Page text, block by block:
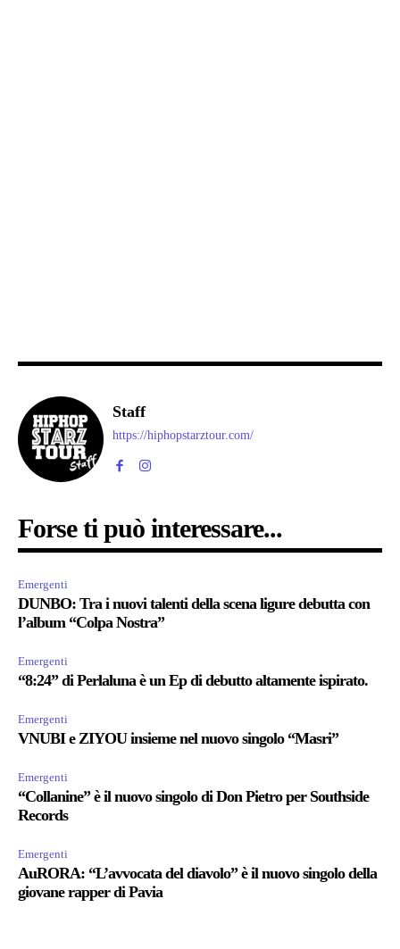
Staff
https://hiphopstarztour.com/
Forse ti può interessare...
Emergenti
DUNBO: Tra i nuovi talenti della scena ligure debutta con
l’album “Colpa Nostra”
Emergenti
“8:24” di Perlaluna è un Ep di debutto altamente ispirato.
Emergenti
VNUBI e ZIYOU insieme nel nuovo singolo “Masri”
Emergenti
“Collanine” è il nuovo singolo di Don Pietro per Southside
Records
Emergenti
AuRORA: “L’avvocata del diavolo” è il nuovo singolo della
giovane rapper di Pavia